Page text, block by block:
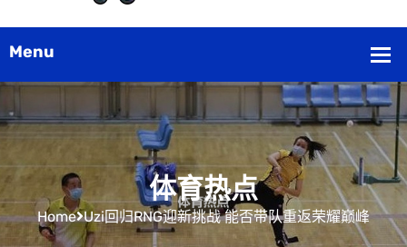
体育热点
Home Uzi回归RNG迎新挑战 能否带队重返荣耀巅峰